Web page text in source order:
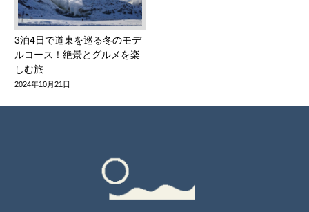
3泊4日で道東を巡る冬のモデ
ルコース！絶景とグルメを楽
しむ旅
2024年10月21日